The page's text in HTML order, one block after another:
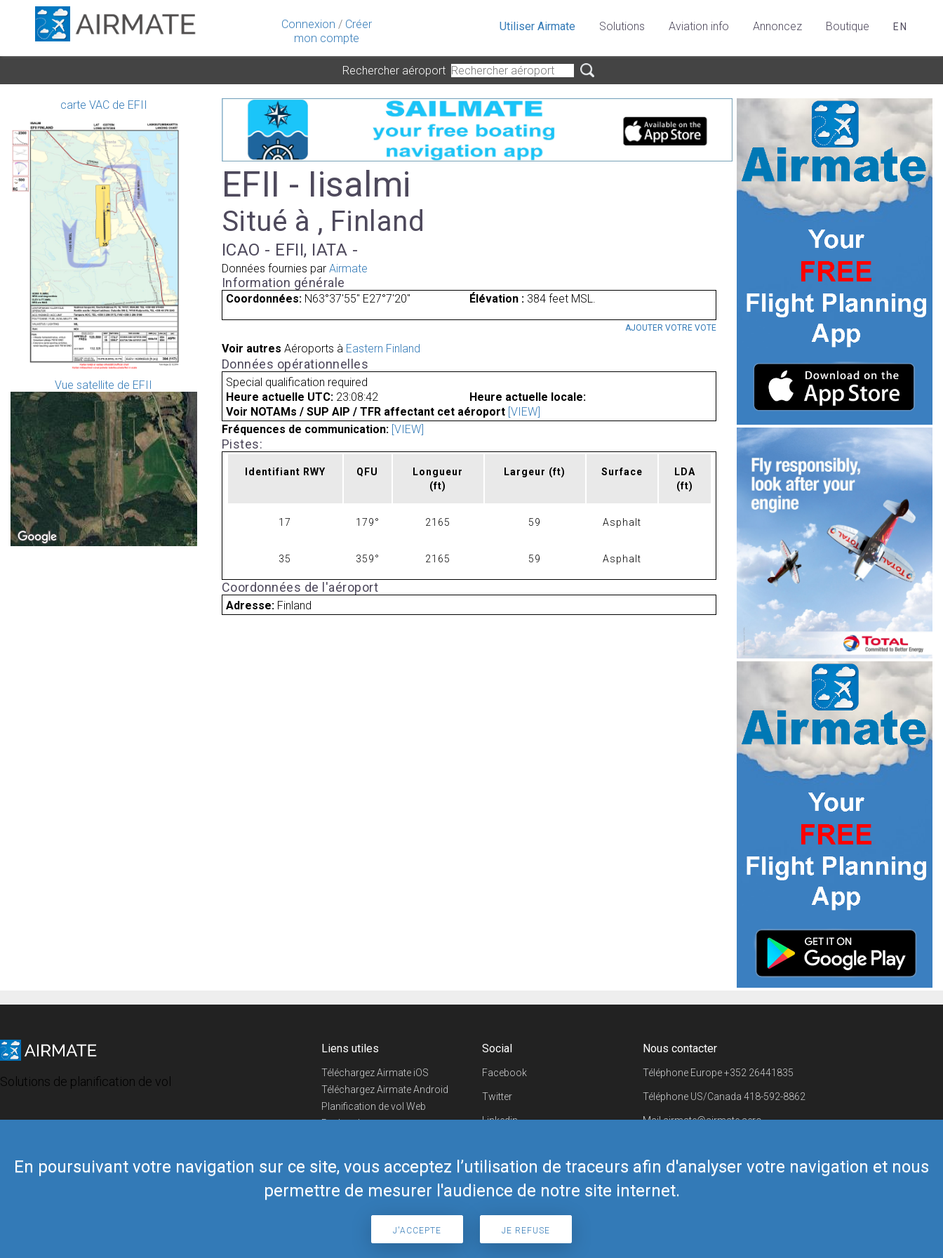
Connexion / Créer
mon compte
En poursuivant votre navigation sur ce site, vous acceptez l’utilisation de traceurs afin d'analyser votre navigation et nous
permettre de mesurer l'audience de notre site internet.
J'ACCEPTE JE REFUSE
Utiliser Airmate Solutions Aviation info Annoncez Boutique EN
Rechercher aéroport
carte VAC de EFII
Vue satellite de EFII
EFII - Iisalmi
Situé à , Finland
ICAO - EFII, IATA -
Données fournies par Airmate
Information générale
Coordonnées: N63°37'55" E27°7'20" Élévation :384 feet MSL.
AJOUTER VOTRE VOTE
Voir autres Aéroports à Eastern Finland
Données opérationnelles
Special qualification required
Heure actuelle UTC: 23:08:42
Heure actuelle locale:
Voir NOTAMs / SUP AIP / TFR affectant cet aéroport [VIEW]
Fréquences de communication: [VIEW]
Pistes:
Identifiant RWY QFU
Longueur
(ft)
Largeur (ft) Surface
LDA
(ft)
17 179° 2165 59 Asphalt
35 359° 2165 59 Asphalt
Coordonnées de l'aéroport
Adresse: Finland
Solutions de planification de vol
Liens utiles
Téléchargez Airmate iOS
Téléchargez Airmate Android
Planification de vol Web
Recherche
Boutique Airmate
Social
Facebook
Twitter
Linkedin
Telegram
Nous contacter
Téléphone Europe+352 26441835
Téléphone US/Canada 418-592-8862
Mailairmate@airmate.aero